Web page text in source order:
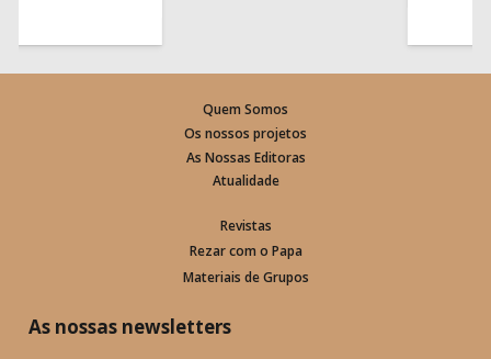
Quem Somos
Os nossos projetos
As Nossas Editoras
Atualidade
Revistas
Rezar com o Papa
Materiais de Grupos
As nossas newsletters